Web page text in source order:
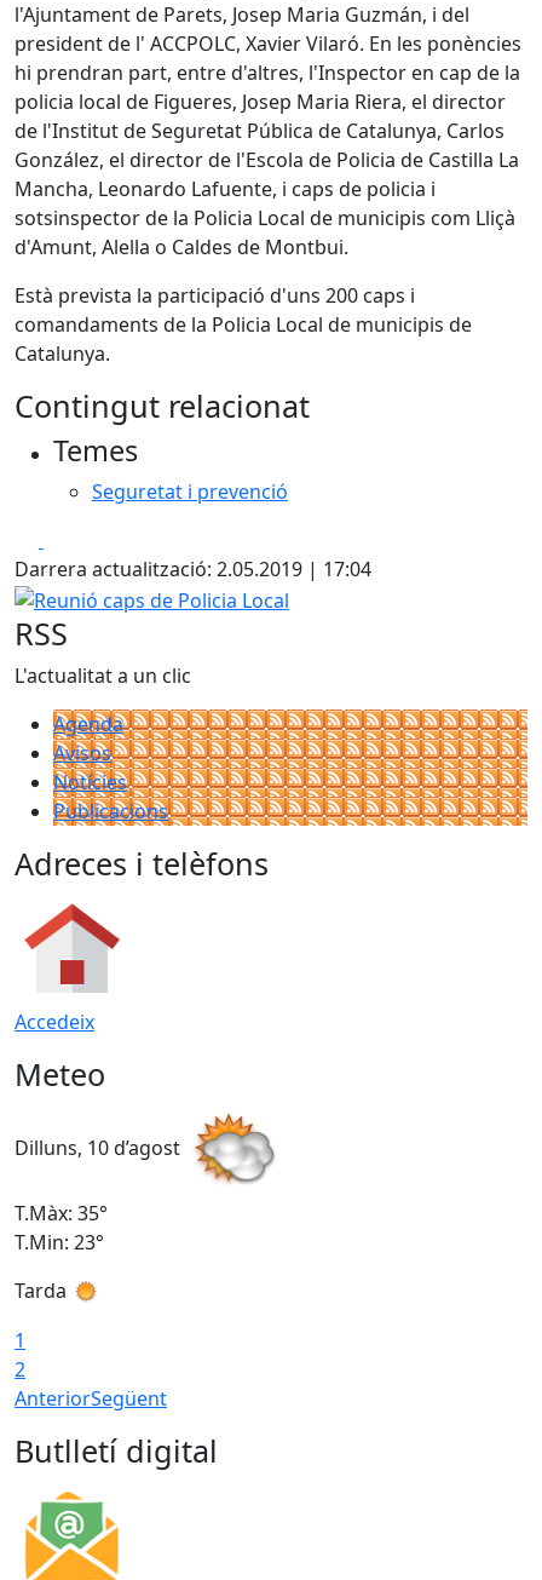
l'Ajuntament de Parets, Josep Maria Guzmán, i del
president de l' ACCPOLC, Xavier Vilaró. En les ponències
hi prendran part, entre d'altres, l'Inspector en cap de la
policia local de Figueres, Josep Maria Riera, el director
de l'Institut de Seguretat Pública de Catalunya, Carlos
González, el director de l'Escola de Policia de Castilla La
Mancha, Leonardo Lafuente, i caps de policia i
sotsinspector de la Policia Local de municipis com Lliçà
d'Amunt, Alella o Caldes de Montbui.
Està prevista la participació d'uns 200 caps i
comandaments de la Policia Local de municipis de
Catalunya.
Contingut relacionat
Temes
Seguretat i prevenció
Darrera actualització: 2.05.2019 | 17:04
Reunió caps de Policia Local
RSS
L'actualitat a un clic
Agenda
Avisos
Notícies
Publicacions
Adreces i telèfons
Accedeix
Meteo
Dilluns, 10 d’agost
T.Màx: 35°
T.Min: 23°
Tarda
1
2
AnteriorSegüent
Butlletí digital